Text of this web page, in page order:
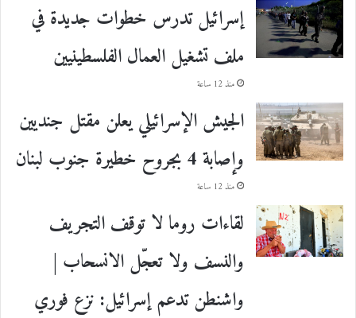
إسرائيل تدرس خطوات جديدة في
ملف تشغيل العمال الفلسطينيين
منذ 12 ساعة
الجيش الإسرائيلي يعلن مقتل جنديين
وإصابة 4 بجروح خطيرة جنوب لبنان
منذ 12 ساعة
لقاءات روما لا توقف التجريف
والنسف ولا تعجّل الانسحاب |
واشنطن تدعم إسرائيل: نزع فوري